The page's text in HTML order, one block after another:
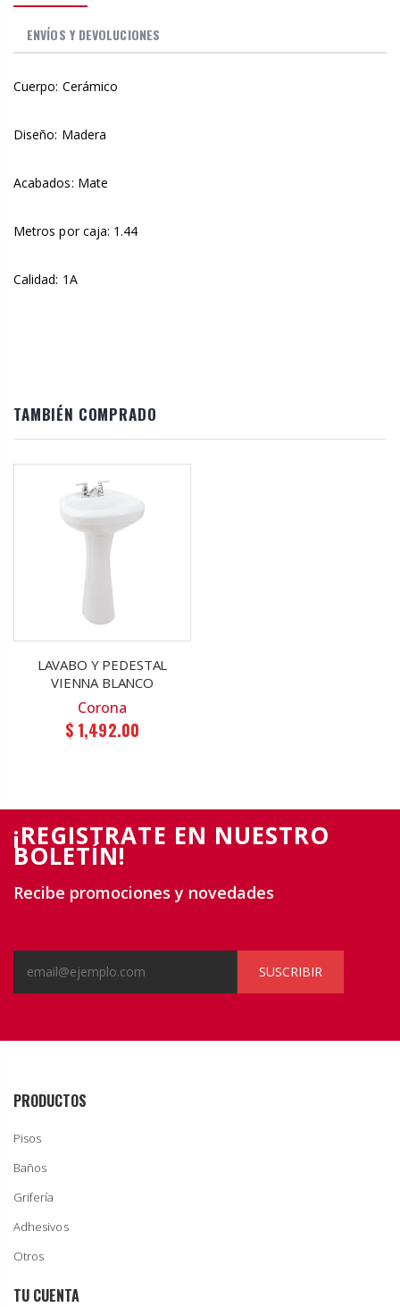
ENVÍOS Y DEVOLUCIONES
Cuerpo: Cerámico
Diseño: Madera
Acabados: Mate
Metros por caja: 1.44
Calidad: 1A
TAMBIÉN COMPRADO
LAVABO Y PEDESTAL
VIENNA BLANCO
Corona
$ 1,492.00
¡REGISTRATE EN NUESTRO
BOLETÍN!
Recibe promociones y novedades
SUSCRIBIR
PRODUCTOS
Pisos
Baños
Grifería
Adhesivos
Otros
TU CUENTA